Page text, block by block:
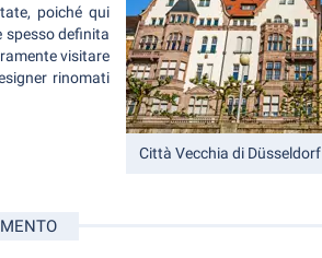
Città Vecchia di Düsseldorf
poiché qui
spesso definita
visitare
rinomati